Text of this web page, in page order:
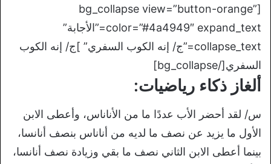
[bg_collapse view=”button-orange”
color=”#4a4949″ expand_text=”الأجابة”
collapse_text=”ج/ إنه الكوب السفري” ]ج/ إنه الكوب
السفري[/bg_collapse]
ألغاز ذكاء رياضيات:
س/ لقد أحضر الأب عددًا ما من الأناناس، وأعطى الابن
الأول ما يزيد عن نصف ما لديه من أناناس بنصف أنانسا،
بينما أعطى الابن الثاني نصف ما بقي وزيادة نصف أنانسا،